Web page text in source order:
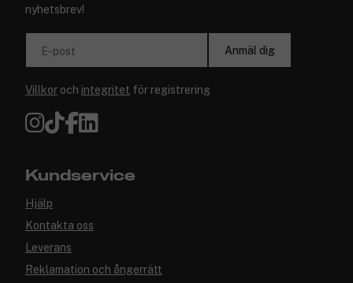
nyhetsbrev!
E-post Anmäl dig
Villkor och integritet för registrering
Kundservice
Hjälp
Kontakta oss
Leverans
Reklamation och ångerrätt